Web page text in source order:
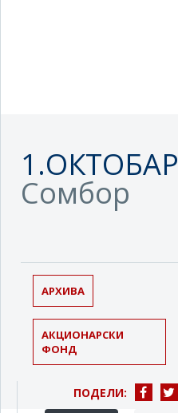
1.ОКТОБАР
Сомбор
АРХИВА
АКЦИОНАРСКИ
ФОНД
ПОДЕЛИ: